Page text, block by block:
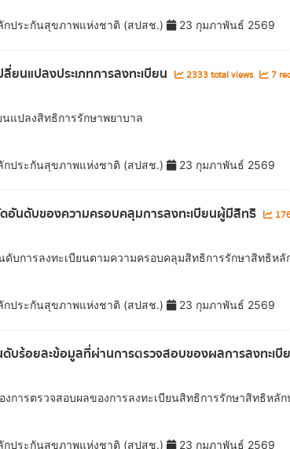
ประกันสุขภาพแห่งชาติ (สปสช.) 23 กุมภาพันธ์ 2569
ยนแปลงประเภทการลงทะเบียน 2333 total views 7
แปลงสิทธิการรักษาพยาบาล
ประกันสุขภาพแห่งชาติ (สปสช.) 23 กุมภาพันธ์ 2569
อันดับของความครอบคลุมการลงทะเบียนผู้มีสิทธิ
ดับการลงทะเบียนตามความครอบคลุมสิทธิการรักษาสิทธิห
ประกันสุขภาพแห่งชาติ (สปสช.) 23 กุมภาพันธ์ 2569
บร้อยละข้อมูลที่ผ่านการตรวจสอบของผลการลงทะเบี
งการตรวจสอบผลของการลงทะเบียนสิทธิการรักษาสิทธิหลั
ประกันสุขภาพแห่งชาติ (สปสช.) 23 กุมภาพันธ์ 2569